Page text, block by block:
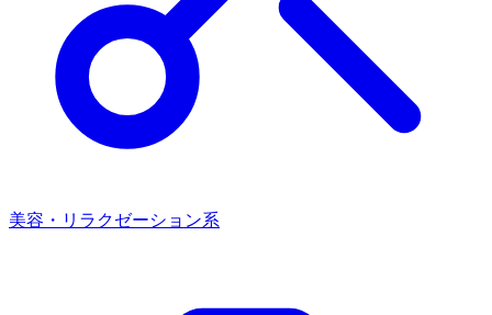
美容・リラクゼーション系